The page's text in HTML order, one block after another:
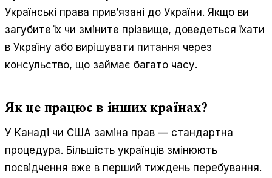
Українські права прив’язані до України. Якщо ви
загубите їх чи зміните прізвище, доведеться їхати
в Україну або вирішувати питання через
консульство, що займає багато часу.
Як це працює в інших країнах?
У Канаді чи США заміна прав — стандартна
процедура. Більшість українців змінюють
посвідчення вже в перший тиждень перебування.